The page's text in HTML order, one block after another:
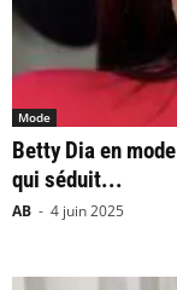
Mode
Betty Dia en
qui séduit...
AB - 4 juin 2025